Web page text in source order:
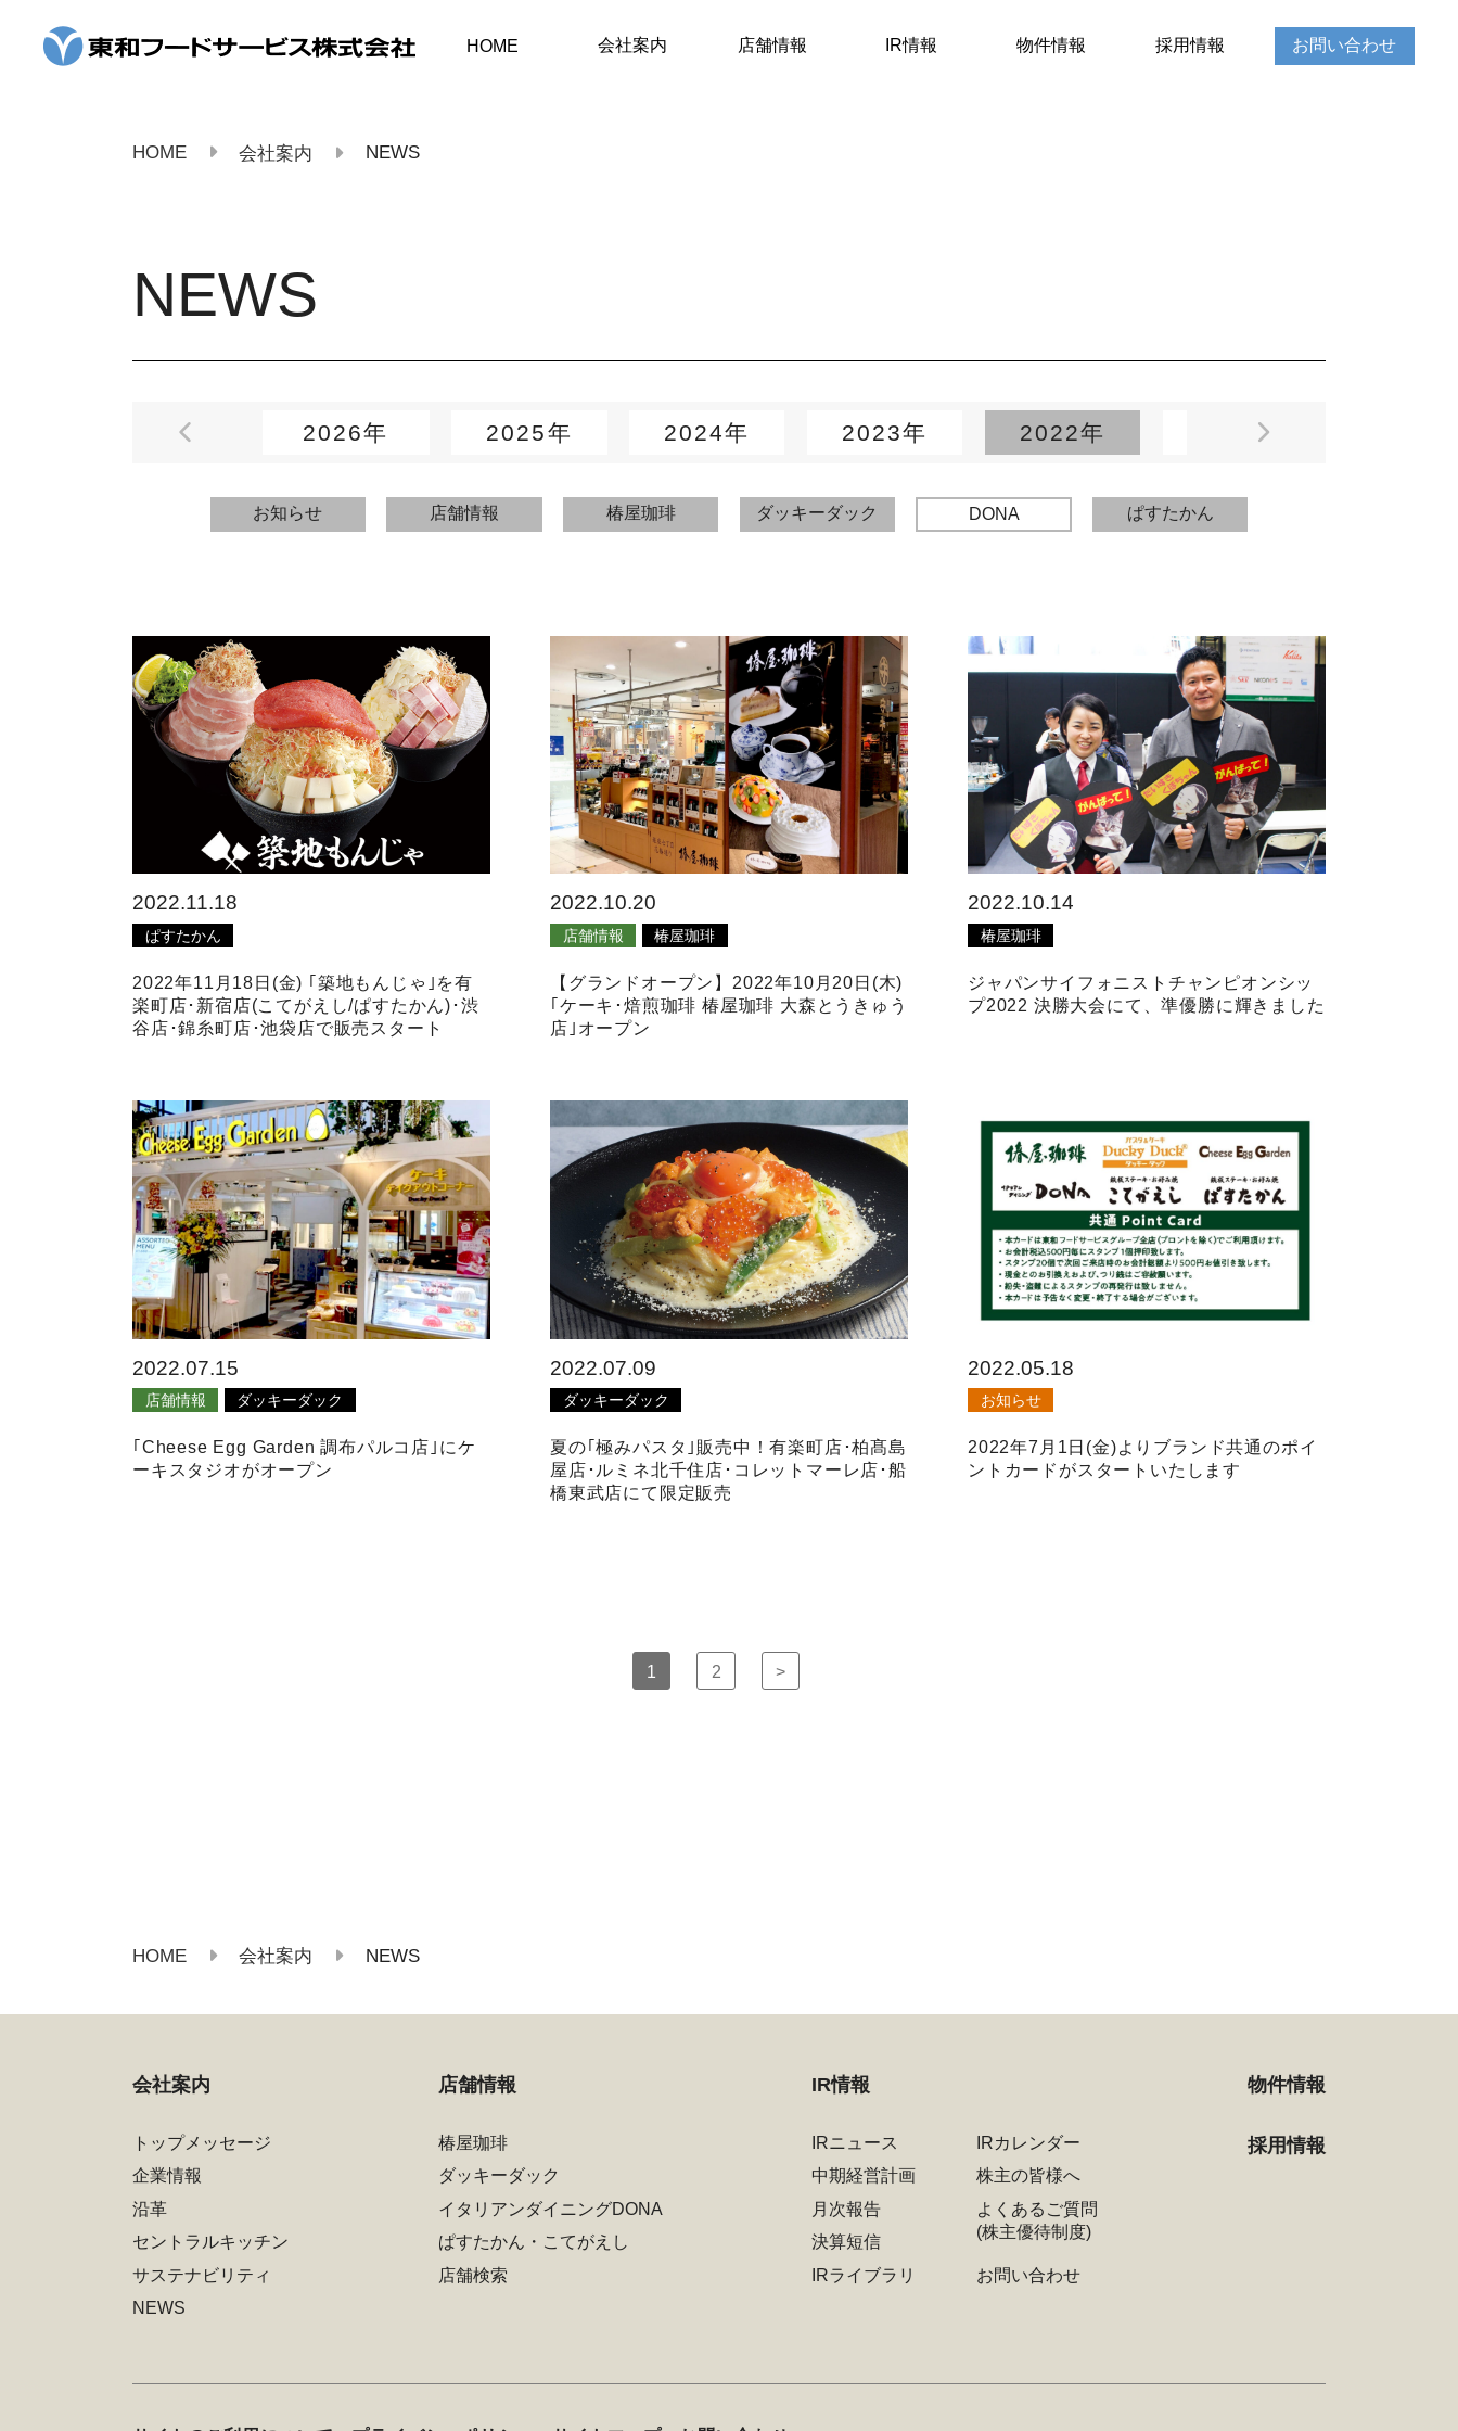
HOME 会社案内 店舗情報 IR情報 物件情報 採用情報 お問い合わせ
HOME 会社案内 NEWS
NEWS
2026年 2025年 2024年 2023年 2022年 2021年
お知らせ 店舗情報 椿屋珈琲 ダッキーダック DONA ぱすたかん
2022.11.18
ぱすたかん
2022年11月18日(金) ｢築地もんじゃ｣を有
楽町店･新宿店(こてがえし/ぱすたかん)･渋
谷店･錦糸町店･池袋店で販売スタート
2022.10.20
店舗情報 椿屋珈琲
【グランドオープン】2022年10月20日(木)
｢ケーキ･焙煎珈琲 椿屋珈琲 大森とうきゅう
店｣オープン
2022.10.14
椿屋珈琲
ジャパンサイフォニストチャンピオンシッ
プ2022 決勝大会にて、準優勝に輝きました
2022.07.15
店舗情報 ダッキーダック
｢Cheese Egg Garden 調布パルコ店｣にケ
ーキスタジオがオープン
2022.07.09
ダッキーダック
夏の｢極みパスタ｣販売中！有楽町店･柏髙島
屋店･ルミネ北千住店･コレットマーレ店･船
橋東武店にて限定販売
2022.05.18
お知らせ
2022年7月1日(金)よりブランド共通のポイ
ントカードがスタートいたします
1 2 >
HOME 会社案内 NEWS
会社案内
トップメッセージ
企業情報
沿革
セントラルキッチン
サステナビリティ
NEWS
店舗情報
椿屋珈琲
ダッキーダック
イタリアンダイニングDONA
ぱすたかん・こてがえし
店舗検索
IR情報
IRニュース
IRカレンダー
中期経営計画
株主の皆様へ
月次報告
決算短信
よくあるご質問
(株主優待制度)
IRライブラリ お問い合わせ
物件情報
採用情報